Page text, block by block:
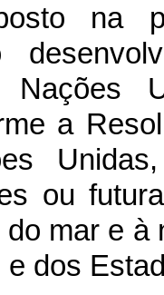
na
Nações
a
ou
mar e
dos